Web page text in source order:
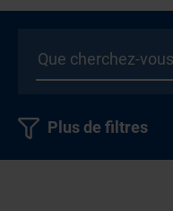
Plus de filtres